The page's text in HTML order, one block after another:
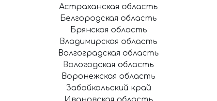
Астраханская область
Белгородская область
Брянская область
Владимирская область
Волгоградская область
Вологодская область
Воронежская область
Забайкальский край